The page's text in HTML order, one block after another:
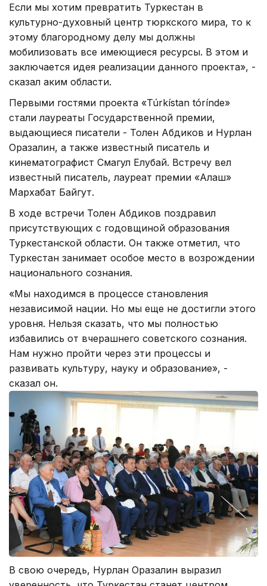
Если мы хотим превратить Туркестан в
культурно-духовный центр тюркского мира, то к
этому благородному делу мы должны
мобилизовать все имеющиеся ресурсы. В этом и
заключается идея реализации данного проекта», -
сказал аким области.
Первыми гостями проекта «Túrkístan tórínde»
стали лауреаты Государственной премии,
выдающиеся писатели - Толен Абдиков и Нурлан
Оразалин, а также известный писатель и
кинематографист Смагул Елубай. Встречу вел
известный писатель, лауреат премии «Алаш»
Мархабат Байгут.
В ходе встречи Толен Абдиков поздравил
присутствующих с годовщиной образования
Туркестанской области. Он также отметил, что
Туркестан занимает особое место в возрождении
национального сознания.
«Мы находимся в процессе становления
независимой нации. Но мы еще не достигли этого
уровня. Нельзя сказать, что мы полностью
избавились от вчерашнего советского сознания.
Нам нужно пройти через эти процессы и
развивать культуру, науку и образование», -
сказал он.
В свою очередь, Нурлан Оразалин выразил